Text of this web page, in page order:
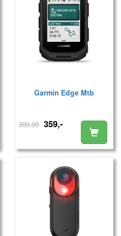
Garmin Edge Mtb
399,99 359,-